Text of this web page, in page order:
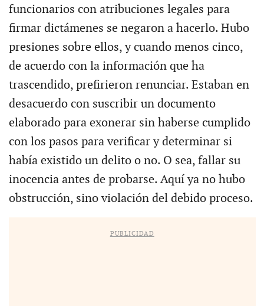
funcionarios con atribuciones legales para
firmar dictámenes se negaron a hacerlo. Hubo
presiones sobre ellos, y cuando menos cinco,
de acuerdo con la información que ha
trascendido, prefirieron renunciar. Estaban en
desacuerdo con suscribir un documento
elaborado para exonerar sin haberse cumplido
con los pasos para verificar y determinar si
había existido un delito o no. O sea, fallar su
inocencia antes de probarse. Aquí ya no hubo
obstrucción, sino violación del debido proceso.
PUBLICIDAD